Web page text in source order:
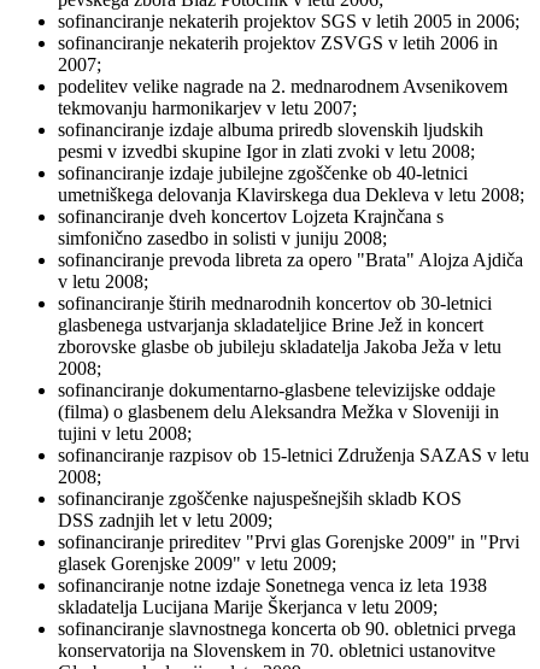
sofinanciranje nekaterih projektov SGS v letih 2005 in 2006;
sofinanciranje nekaterih projektov ZSVGS v letih 2006 in
2007;
podelitev velike nagrade na 2. mednarodnem Avsenikovem
tekmovanju harmonikarjev v letu 2007;
sofinanciranje izdaje albuma priredb slovenskih ljudskih
pesmi v izvedbi skupine Igor in zlati zvoki v letu 2008;
sofinanciranje izdaje jubilejne zgoščenke ob 40-letnici
umetniškega delovanja Klavirskega dua Dekleva v letu 2008;
sofinanciranje dveh koncertov Lojzeta Krajnčana s
simfonično zasedbo in solisti v juniju 2008;
sofinanciranje prevoda libreta za opero "Brata" Alojza Ajdiča
v letu 2008;
sofinanciranje štirih mednarodnih koncertov ob 30-letnici
glasbenega ustvarjanja skladateljice Brine Jež in koncert
zborovske glasbe ob jubileju skladatelja Jakoba Ježa v letu
2008;
sofinanciranje dokumentarno-glasbene televizijske oddaje
(filma) o glasbenem delu Aleksandra Mežka v Sloveniji in
tujini v letu 2008;
sofinanciranje razpisov ob 15-letnici Združenja SAZAS v letu
2008;
sofinanciranje zgoščenke najuspešnejših skladb KOS
DSS zadnjih let v letu 2009;
sofinanciranje prireditev "Prvi glas Gorenjske 2009" in "Prvi
glasek Gorenjske 2009" v letu 2009;
sofinanciranje notne izdaje Sonetnega venca iz leta 1938
skladatelja Lucijana Marije Škerjanca v letu 2009;
sofinanciranje slavnostnega koncerta ob 90. obletnici prvega
konservatorija na Slovenskem in 70. obletnici ustanovitve